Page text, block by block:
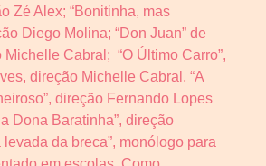
Zé Alex; “Bonitinha, mas
Diego Molina; “Don Juan” de
Michelle Cabral; “O Último Carro”,
direção Michelle Cabral, “A
direção Fernando Lopes
Dona Baratinha”, direção
da breca”, monólogo para